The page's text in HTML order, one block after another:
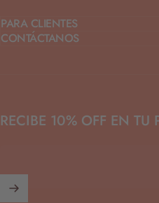
PARA CLIENTES
CONTÁCTANOS
RECIBE 10% OFF EN TU